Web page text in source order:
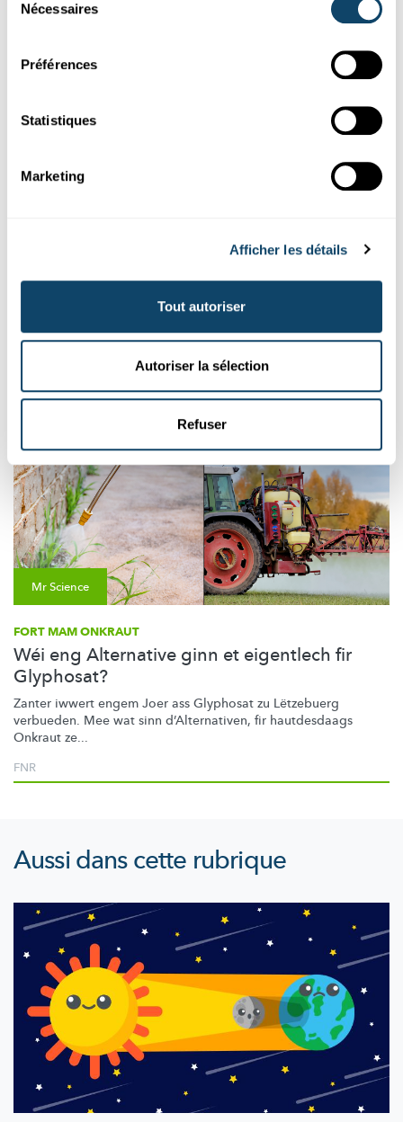
Nécessaires
Préférences
Statistiques
Marketing
Afficher les détails
Tout autoriser
Autoriser la sélection
Refuser
Science et Société
algues bleues dans les eaux
luxembourgeoises
Grâce à l'application pour smartphone Bloomin' Algae, tout le
Mr Science
FORT MAM ONKRAUT
Wéi eng Alternative ginn et eigentlech fir
Glyphosat?
Zanter iwwert engem Joer ass Glyphosat zu Lëtzebuerg
verbueden. Mee wat sinn d’Alternativen, fir hautdesdaags
Onkraut ze...
FNR
Aussi dans cette rubrique